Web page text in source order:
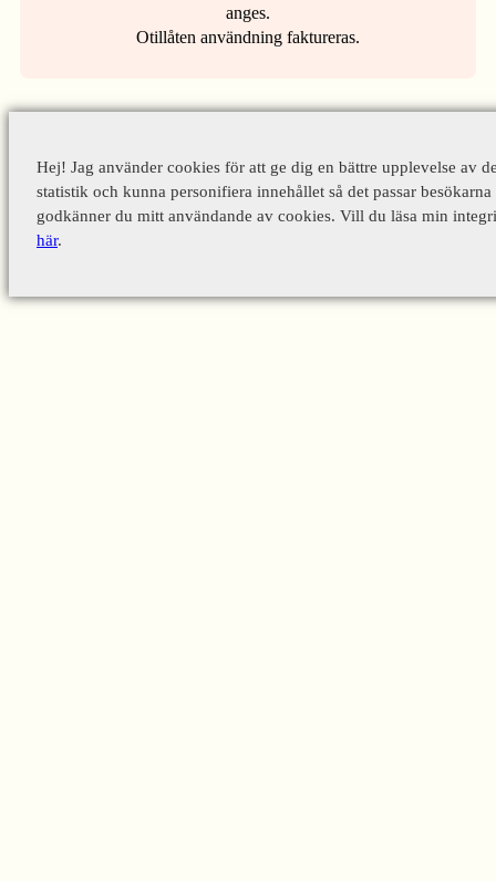
anges.
Otillåten användning faktureras.
Hej! Jag använder cookies för att ge dig en bättre upplevelse av
statistik och kunna personifiera innehållet så det passar
godkänner du mitt användande av cookies. Vill du läsa min
här.